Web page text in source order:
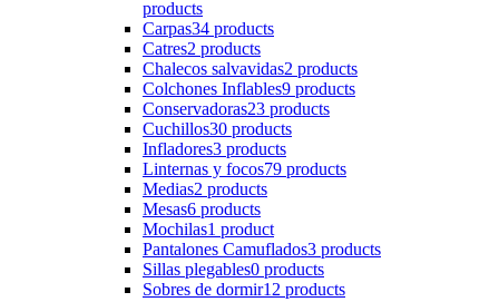
products
Carpas34 products
Catres2 products
Chalecos salvavidas2 products
Colchones Inflables9 products
Conservadoras23 products
Cuchillos30 products
Infladores3 products
Linternas y focos79 products
Medias2 products
Mesas6 products
Mochilas1 product
Pantalones Camuflados3 products
Sillas plegables0 products
Sobres de dormir12 products